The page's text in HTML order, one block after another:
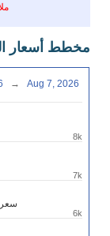
مخطط أسعار
سعر
6k
7k
8k
→ Aug 7, 2026